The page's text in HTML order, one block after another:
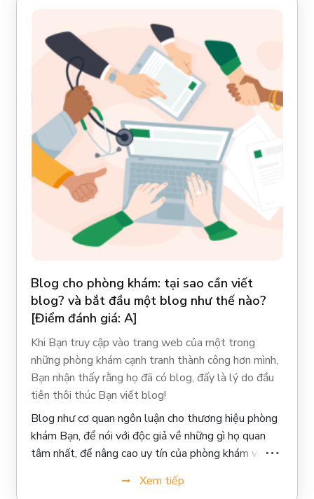
Blog cho phòng khám: tại sao cần viết
blog? và bắt đầu một blog như thế nào?
[Điểm đánh giá: A]
Khi Bạn truy cập vào trang web của một trong
những phòng khám cạnh tranh thành công hơn mình,
Bạn nhận thấy rằng họ đã có blog, đấy là lý do đầu
tiên thôi thúc Bạn viết blog!
Blog như cơ quan ngôn luận cho thương hiệu phòng
khám Bạn, để nói với độc giả về những gì họ quan
tâm nhất, để nâng cao uy tín của phòng khám và
hai thôi thúc Bạn viết blog.Xem tiếp